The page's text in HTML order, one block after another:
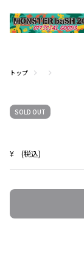
トップ
SOLD OUT
¥ (税込)